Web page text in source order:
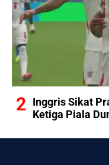
Inggris Sikat
Ketiga Piala